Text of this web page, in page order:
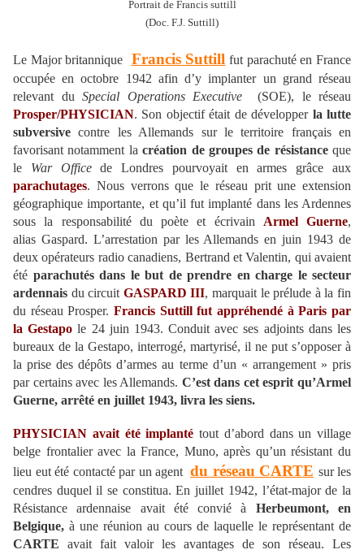
Portrait de Francis suttill
(Doc. F.J. Suttill)
Le Major britannique Francis Suttill fut parachuté en France
occupée en octobre 1942 afin d’y implanter un grand réseau
relevant du Special Operations Executive (SOE), le réseau
Prosper/PHYSICIAN. Son objectif était de développer la lutte
subversive contre les Allemands sur le territoire français en
favorisant notamment lacréation de groupes de résistanceque
le War Officede Londres pourvoyait en armes grâce aux
parachutages. Nous verrons que le réseau prit une extension
géographique importante, et qu’il fut implanté dans les Ardennes
sous la responsabilité du poète et écrivain Armel Guerne,
alias Gaspard. L’arrestation par les Allemands en juin 1943 de
deux opérateurs radio canadiens, Bertrand et Valentin, qui avaient
été parachutés dans le but de prendre en charge le secteur
ardennais du circuit GASPARD III, marquait le prélude à la fin
du réseau Prosper. Francis Suttill fut appréhendé à Paris par
la Gestapo le 24 juin 1943. Conduit avec ses adjoints dans les
bureaux de la Gestapo, interrogé, martyrisé, il ne put s’opposer à
la prise des dépôts d’armes au terme d’un « arrangement » pris
par certains avec les Allemands. C’est dans cet esprit qu’Armel
Guerne, arrêté en juillet 1943, livra les siens.
PHYSICIAN avait été implanté tout d’abord dans un village
belge frontalier avec la France, Muno, après qu’un résistant du
lieu eut été contacté par un agent du réseau CARTE sur les
cendres duquel il se constitua. En juillet 1942, l’état-major de la
Résistance ardennaise avait été convié à Herbeumont, en
Belgique, à une réunion au cours de laquelle le représentant de
CARTE avait fait valoir les avantages de son réseau. Les